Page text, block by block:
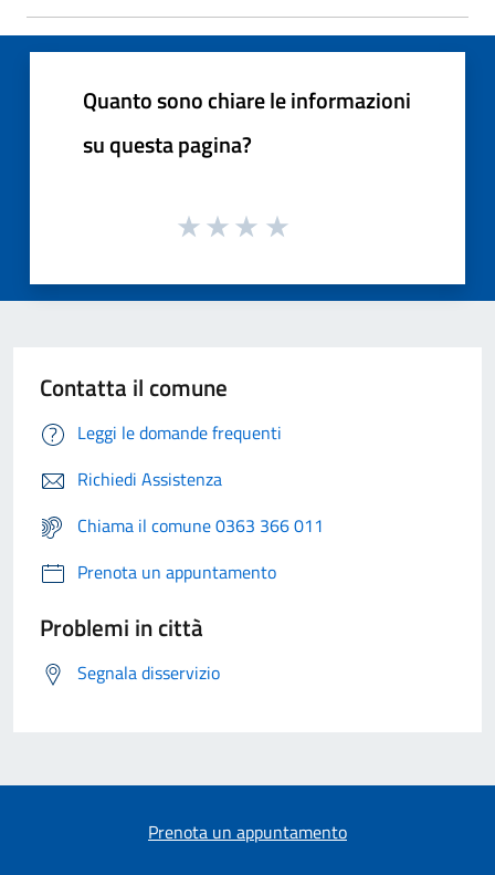
Quanto sono chiare le informazioni
su questa pagina?
Contatta il comune
Leggi le domande frequenti
Richiedi Assistenza
Chiama il comune 0363 366 011
Prenota un appuntamento
Problemi in città
Segnala disservizio
Prenota un appuntamento